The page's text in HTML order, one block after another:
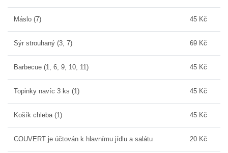
Máslo (7) 45 Kč
Sýr strouhaný (3, 7) 69 Kč
Barbecue (1, 6, 9, 10, 11) 45 Kč
Topinky navíc 3 ks (1) 45 Kč
Košík chleba (1) 45 Kč
COUVERT je účtován k hlavnímu jídlu a salátu 20 Kč